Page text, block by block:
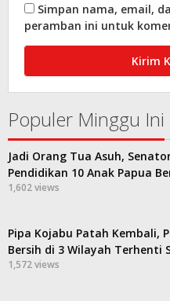
Simpan nama, email,
peramban ini untuk
Populer Minggu Ini
Jadi Orang Tua Asuh,
Pendidikan 10 Anak Papua
1,602 views
Pipa Kojabu Patah Kembali,
Bersih di 3 Wilayah Terhenti
1,572 views